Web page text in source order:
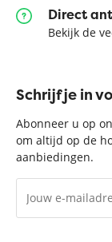
Direct
Bekijk de
Schrijf je in
Abonneer u op
om altijd op de
aanbiedingen.